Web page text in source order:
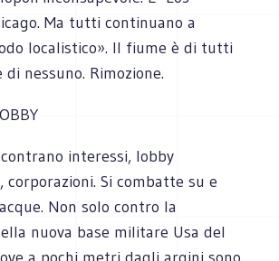
Ma tutti continuano a
localistico». Il fiume è di tutti
nessuno. Rimozione.
interessi, lobby
corporazioni. Si combatte su e
Non solo contro la
nuova base militare Usa del